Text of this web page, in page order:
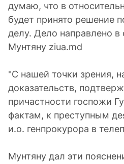
думаю, что в
будет принято решение
делу. Дело направлено в
Мунтяну ziua.md
"С нашей точки зрения,
доказательств,
причастности госпожи
фактам, к преступным
и.о. генпрокурора в
Мунтяну дал эти